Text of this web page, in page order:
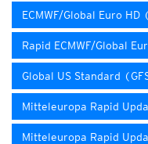
ECMWF/Global Euro HD
Rapid ECMWF/Global
Global US Standard
Mitteleuropa Rapid
Mitteleuropa Rapid